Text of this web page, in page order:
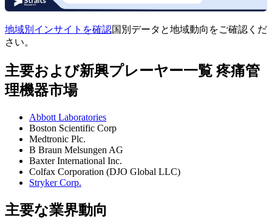
地域別インサイトを確認国別データと地域動向をご確認くだ
さい。
主要および新興プレーヤー一覧 疼痛管
理機器市場
Abbott Laboratories
Boston Scientific Corp
Medtronic Plc.
B Braun Melsungen AG
Baxter International Inc.
Colfax Corporation (DJO Global LLC)
Stryker Corp.
主要な業界動向